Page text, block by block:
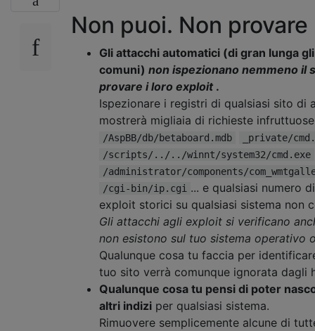
Non puoi. Non provare
Gli attacchi automatici (di gran lunga
comuni) non ispezionano nemmeno il
provare i loro exploit .
Ispezionare i registri di qualsiasi sito di
mostrerà migliaia di richieste
/AspBB/db/betaboard.mdb
_private/
/scripts/../../winnt/system32/cmd.exe
/administrator/components/
/cgi-bin/ip.cgi ... e qualsiasi numero
exploit storici su qualsiasi sistema non
Gli attacchi agli exploit si verificano
non esistono sul tuo sistema operativo
Qualunque cosa tu faccia per
tuo sito verrà comunque ignorata dagli
Qualunque cosa tu pensi di poter
altri indizi per qualsiasi sistema.
Rimuovere semplicemente alcune di